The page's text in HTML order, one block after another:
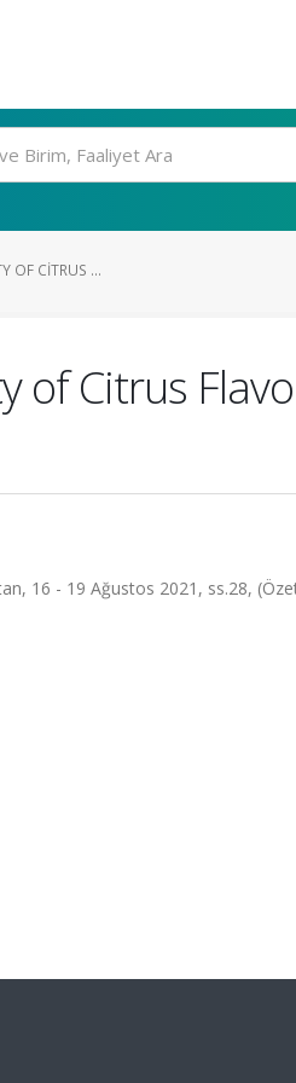
OF CITRUS ...
Citrus
16 - 19 Ağustos 2021, ss.28,